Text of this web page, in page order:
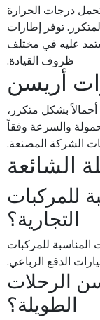
درجات الحرارة
توفر إطارات
عليه في مختلف
ظروف القيادة.
أريسن
بشكل متكرر،
والسرعة وفقاً
الشركة المصنعة.
الشائعة
للمركبات
التجارية؟
للمركبات
الدفع الرباعي.
الرحلات
الطويلة؟